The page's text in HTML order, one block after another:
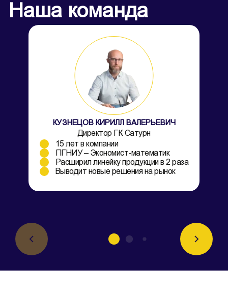
Наша команда
КУЗНЕЦОВ КИРИЛЛ ВАЛЕРЬЕВИЧ
Директор ГК Сатурн
15 лет в компании
ПГНИУ – Экономист-математик
Расширил линейку продукции в 2 раза
Выводит новые решения на рынок